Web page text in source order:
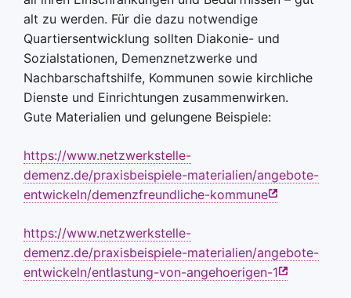
alt zu werden. Für die dazu notwendige
Quartiersentwicklung sollten Diakonie- und
Sozialstationen, Demenznetzwerke und
Nachbarschaftshilfe, Kommunen sowie kirchliche
Dienste und Einrichtungen zusammenwirken.
Gute Materialien und gelungene Beispiele:
https://www.netzwerkstelle-
demenz.de/praxisbeispiele-materialien/angebote-
entwickeln/demenzfreundliche-kommune
https://www.netzwerkstelle-
demenz.de/praxisbeispiele-materialien/angebote-
entwickeln/entlastung-von-angehoerigen-1